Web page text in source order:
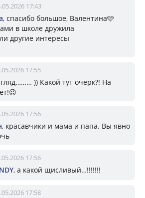
17:43
, спасибо большое, Валентина🩷
в школе дружила
другие интересы
17:55
)) Какой тут очерк?! На
17:56
, красавчики и мама и папа. Вы явно
17:56
, а какой щисливый…!!!!!!!
17:58